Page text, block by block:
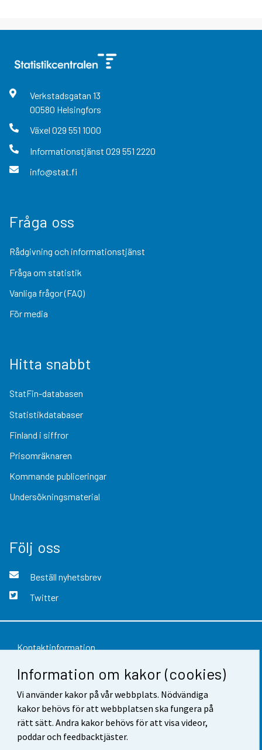
Information om kakor (cookies)
Vi använder kakor på vår webbplats. Nödvändiga
kakor behövs för att webbplatsen ska fungera på
rätt sätt. Andra kakor behövs för att visa videor,
poddar och feedbacktjäster.
Verkstadsgatan 13
00580 Helsingfors
Växel 029 551 1000
Informationstjänst 029 551 2220
info@stat.fi
Fråga oss
Rådgivning och informationstjänst
Fråga om statistik
Vanliga frågor (FAQ)
För media
Hitta snabbt
StatFin-databasen
Statistikdatabaser
Finland i siffror
Prisomräknaren
Kommande publiceringar
Undersökningsmaterial
Följ oss
Beställ nyhetsbrev
Twitter
Kontaktinformation
Respons
Användarvillkor
Dataskydd
Tillgänglighet